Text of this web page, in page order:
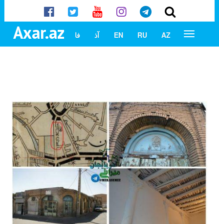
Axar.az AZ
RU
EN آذ فا